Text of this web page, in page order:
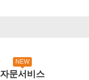
NEW
자문서비스